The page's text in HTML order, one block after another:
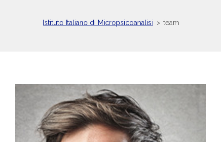
Istituto Italiano di Micropsicoanalisi > team